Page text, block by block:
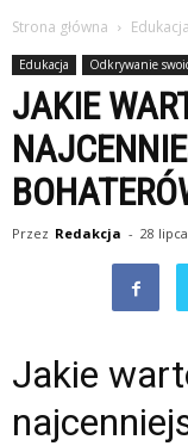
Strona główna Edukacja
Edukacja Odkrywanie
JAKIE
Przez Redakcja - 28
Jakie